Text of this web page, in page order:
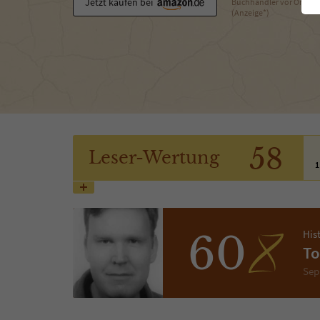
(Anzeige*)
Leser-Wertung 58
1
60